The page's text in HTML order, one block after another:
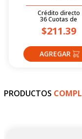
Crédito directo
36Cuotas de
$211.39
PRODUCTOS